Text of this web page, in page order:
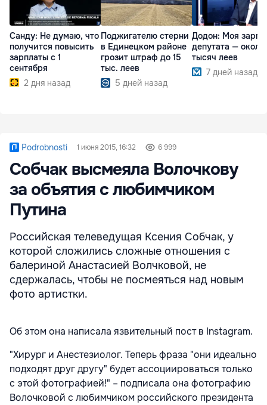
Санду: Не думаю, что
получится повысить
зарплаты с 1
сентября
2 дня назад
Поджигателю стерни
в Единецком районе
грозит штраф до 15
тыс. леев
5 дней назад
Додон: Моя
депутата — около
тысяч леев
7 дней назад
Podrobnosti 1 июня 2015, 16:32 6 999
Собчак высмеяла Волочкову
за объятия с любимчиком
Путина
Российская телеведущая Ксения Собчак, у
которой сложились сложные отношения с
балериной Анастасией Волчковой, не
сдержалась, чтобы не посмеяться над новым
фото артистки.
Об этом она написала язвительный пост в Instagram.
"Хирург и Анестезиолог. Теперь фраза "они идеально
подходят друг другу" будет ассоциироваться только
с этой фотографией!" – подписала она фотографию
Волочковой с любимчиком российского президента